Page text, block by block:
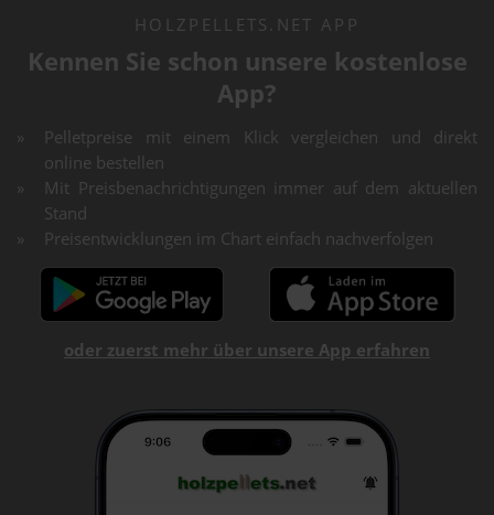
HOLZPELLETS.NET APP
Kennen Sie schon unsere kostenlose
App?
Pelletpreise mit einem Klick vergleichen und direkt
online bestellen
Mit Preisbenachrichtigungen immer auf dem aktuellen
Stand
Preisentwicklungen im Chart einfach nachverfolgen
oder zuerst mehr über unsere App erfahren